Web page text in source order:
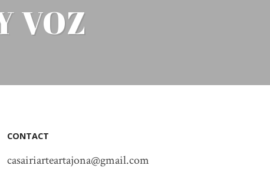
VOZ
CONTACT
casairiarteartajona@gmail.com